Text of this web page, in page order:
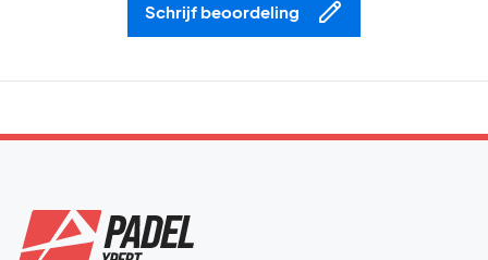
Schrijf beoordeling